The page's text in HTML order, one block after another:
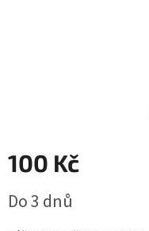
100 Kč
cena:
Do 3 dnů